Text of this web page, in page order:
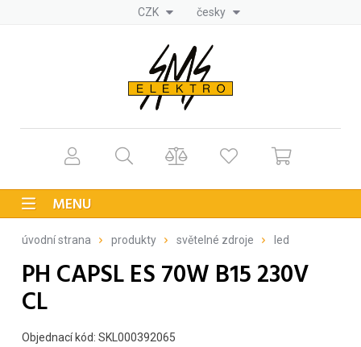
CZK česky
MENU
úvodní strana produkty světelné zdroje led
PH CAPSL ES 70W B15 230V
CL
Objednací kód: SKL000392065